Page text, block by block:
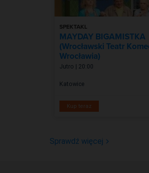
SPEKTAKL
MAYDAY BIGAMISTKA
(Wrocławski Teatr
Wrocławia)
Jutro | 20:00
Katowice
Kup teraz
Sprawdź więcej